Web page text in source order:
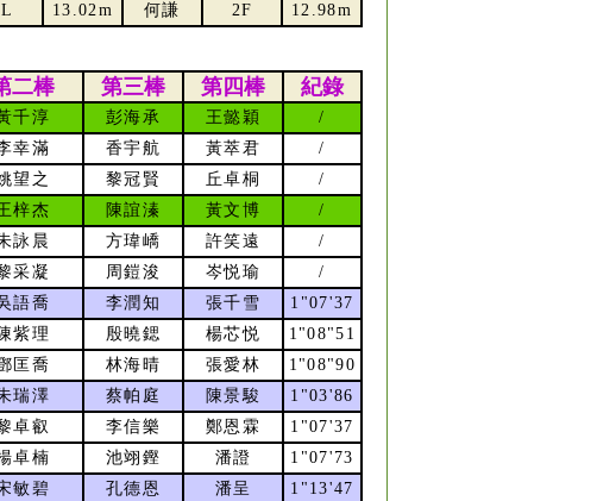
13.02m 何謙 2F 12.98m
二棒 第三棒 第四棒 紀錄
千淳 彭海承 王懿穎
/
幸滿 香宇航 黃萃君
/
望之 黎冠賢 丘卓桐 /
梓杰 陳誼溱 黃文博
/
詠晨 方瑋嶠 許笑遠
/
采凝 周鎧浚 岑悦瑜 /
語喬 李潤知 張千雪
1"07'37
紫理 殷曉鍶 楊芯悦
1"08"51
匡喬 林海晴 張愛林 1"08"90
瑞澤 蔡帕庭 陳景駿
1"03'86
卓叡 李信樂 鄭恩霖
1"07'37
卓楠 池翊鏗 潘證 1"07'73
敏碧 孔德恩 潘呈 1"13'47